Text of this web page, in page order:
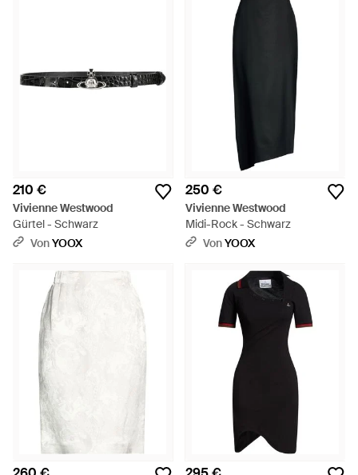
210 €
Vivienne Westwood
Gürtel - Schwarz
VonYOOX
250 €
Vivienne Westwood
Midi-Rock - Schwarz
VonYOOX